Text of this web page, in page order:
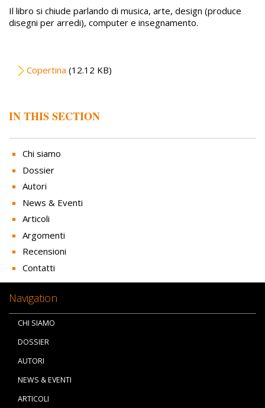
IN THIS SECTION
Chi siamo
Dossier
Autori
News & Eventi
Articoli
Argomenti
Recensioni
Contatti
Il libro si chiude parlando di musica, arte, design (produce
disegni per arredi), computer e insegnamento.
File
Copertina (12.12 KB)
Navigation
CHI SIAMO
DOSSIER
AUTORI
NEWS & EVENTI
ARTICOLI